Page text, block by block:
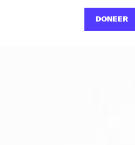
DONEER